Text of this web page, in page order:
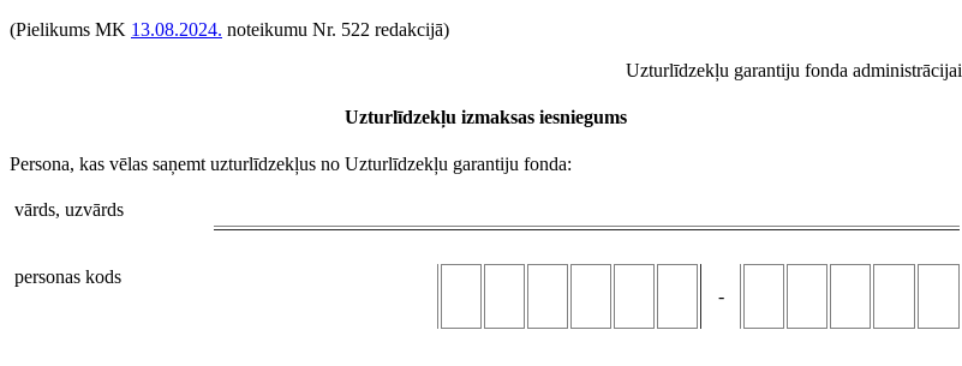
(Pielikums MK 13.08.2024. noteikumu Nr. 522 redakcijā)
Uzturlīdzekļu garantiju fonda administrācijai
Uzturlīdzekļu izmaksas iesniegums
Persona, kas vēlas saņemt uzturlīdzekļus no Uzturlīdzekļu garantiju fonda:
vārds, uzvārds
personas kods
-